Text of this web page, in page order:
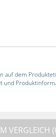
auf dem
und
VERGLEICH